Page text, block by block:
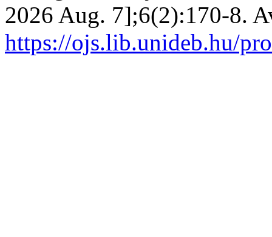
2026 Aug. 7];6(2):170-8.
https://ojs.lib.unideb.hu/